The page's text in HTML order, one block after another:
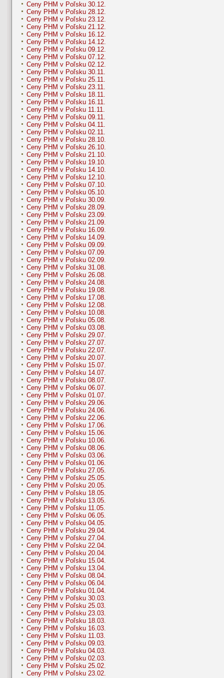
Ceny PHM v Poľsku 30.12.
Ceny PHM v Poľsku 28.12.
Ceny PHM v Poľsku 23.12.
Ceny PHM v Poľsku 21.12.
Ceny PHM v Poľsku 16.12.
Ceny PHM v Poľsku 14.12.
Ceny PHM v Poľsku 09.12.
Ceny PHM v Poľsku 07.12.
Ceny PHM v Poľsku 02.12.
Ceny PHM v Poľsku 30.11.
Ceny PHM v Poľsku 25.11.
Ceny PHM v Poľsku 23.11.
Ceny PHM v Poľsku 18.11.
Ceny PHM v Poľsku 16.11.
Ceny PHM v Poľsku 11.11.
Ceny PHM v Poľsku 09.11.
Ceny PHM v Poľsku 04.11.
Ceny PHM v Poľsku 02.11.
Ceny PHM v Poľsku 28.10.
Ceny PHM v Poľsku 26.10.
Ceny PHM v Poľsku 21.10.
Ceny PHM v Poľsku 19.10.
Ceny PHM v Poľsku 14.10.
Ceny PHM v Poľsku 12.10.
Ceny PHM v Poľsku 07.10.
Ceny PHM v Poľsku 05.10.
Ceny PHM v Poľsku 30.09.
Ceny PHM v Poľsku 28.09.
Ceny PHM v Poľsku 23.09.
Ceny PHM v Poľsku 21.09.
Ceny PHM v Poľsku 16.09.
Ceny PHM v Poľsku 14.09.
Ceny PHM v Poľsku 09.09.
Ceny PHM v Poľsku 07.09.
Ceny PHM v Poľsku 02.09.
Ceny PHM v Poľsku 31.08.
Ceny PHM v Poľsku 26.08.
Ceny PHM v Poľsku 24.08.
Ceny PHM v Poľsku 19.08.
Ceny PHM v Poľsku 17.08.
Ceny PHM v Poľsku 12.08.
Ceny PHM v Poľsku 10.08.
Ceny PHM v Poľsku 05.08.
Ceny PHM v Poľsku 03.08.
Ceny PHM v Poľsku 29.07.
Ceny PHM v Poľsku 27.07.
Ceny PHM v Poľsku 22.07.
Ceny PHM v Poľsku 20.07.
Ceny PHM v Poľsku 15.07.
Ceny PHM v Poľsku 14.07.
Ceny PHM v Poľsku 08.07.
Ceny PHM v Poľsku 06.07.
Ceny PHM v Poľsku 01.07.
Ceny PHM v Poľsku 29.06.
Ceny PHM v Poľsku 24.06.
Ceny PHM v Poľsku 22.06.
Ceny PHM v Poľsku 17.06.
Ceny PHM v Poľsku 15.06.
Ceny PHM v Poľsku 10.06.
Ceny PHM v Poľsku 08.06.
Ceny PHM v Poľsku 03.06.
Ceny PHM v Poľsku 01.06.
Ceny PHM v Poľsku 27.05.
Ceny PHM v Poľsku 25.05.
Ceny PHM v Poľsku 20.05.
Ceny PHM v Poľsku 18.05.
Ceny PHM v Poľsku 13.05.
Ceny PHM v Poľsku 11.05.
Ceny PHM v Poľsku 06.05.
Ceny PHM v Poľsku 04.05.
Ceny PHM v Poľsku 29.04.
Ceny PHM v Poľsku 27.04.
Ceny PHM v Poľsku 22.04.
Ceny PHM v Poľsku 20.04.
Ceny PHM v Poľsku 15.04.
Ceny PHM v Poľsku 13.04.
Ceny PHM v Poľsku 08.04.
Ceny PHM v Poľsku 06.04.
Ceny PHM v Poľsku 01.04.
Ceny PHM v Poľsku 30.03.
Ceny PHM v Poľsku 25.03.
Ceny PHM v Poľsku 23.03.
Ceny PHM v Poľsku 18.03.
Ceny PHM v Poľsku 16.03.
Ceny PHM v Poľsku 11.03.
Ceny PHM v Poľsku 09.03.
Ceny PHM v Poľsku 04.03.
Ceny PHM v Poľsku 02.03.
Ceny PHM v Poľsku 25.02.
Ceny PHM v Poľsku 23.02.